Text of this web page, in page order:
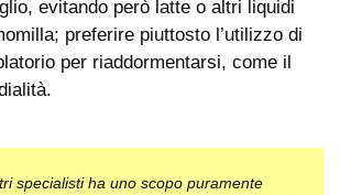
evitando però latte o altri liquidi
preferire piuttosto l’utilizzo di
per riaddormentarsi, come il
specialisti ha uno scopo puramente